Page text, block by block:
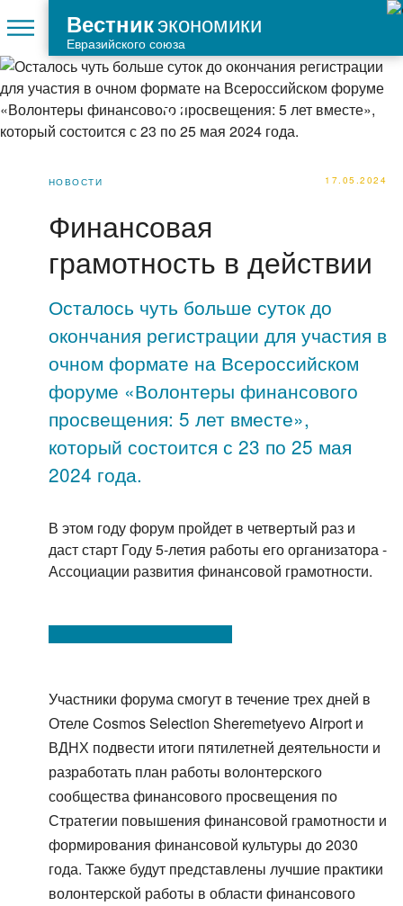
Вестникэкономики
Евразийского союза
НОВОСТИ 17.05.2024
Финансовая
грамотность в действии
Осталось чуть больше суток до
окончания регистрации для участия в
очном формате на Всероссийском
форуме «Волонтеры финансового
просвещения: 5 лет вместе»,
который состоится с 23 по 25 мая
2024 года.
В этом году форум пройдет в четвертый раз и
даст старт Году 5-летия работы его организатора -
Ассоциации развития финансовой грамотности.
Участники форума смогут в течение трех дней в
Отеле Cosmos Selection Sheremetyevo Airport и
ВДНХ подвести итоги пятилетней деятельности и
разработать план работы волонтерского
сообщества финансового просвещения по
Стратегии повышения финансовой грамотности и
формирования финансовой культуры до 2030
года. Также будут представлены лучшие практики
волонтерской работы в области финансового